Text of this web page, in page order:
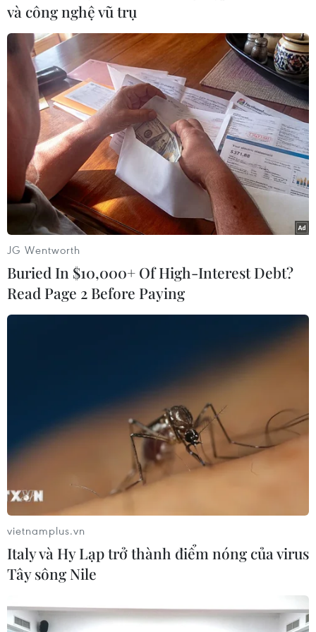
Qua gần 20 tháng thực hiện trùng tu (từ tháng
12/2009), công trình đã hoànthành, được giao
cho Khu di tích lịch sử địa đạo Củ Chi quản lý và
đưa vào hoạtđộng để góp phần vào công tác
tuyên truyền, giáo dục truyền thống cách
mạng,lòng yêu nước và tự hào dân tộc cho các
thế hệ trẻ.
Công trình có diện tíchkhoảng 5.400m 2 , gồm
nhà trụ sở chính, khối nhà phục vụ, hệ thống
sân vườn… đãđược phục hồi, tu bổ lại đúng
nguyên trạng ban đầu./.
Hoàng Liên Sơn (TTXVN/Vietnam+)
#Di tích #Trùng tu
#Phái đoàn liên lạc
#Quân đội Nhân dân
và công nghệ vũ trụ
JG Wentworth
Buried In $10,000+ Of High-Interest Debt?
Read Page 2 Before Paying
vietnamplus.vn
Italy và Hy Lạp trở thành điểm nóng của virus
Tây sông Nile